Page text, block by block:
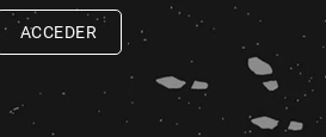
ACCEDER